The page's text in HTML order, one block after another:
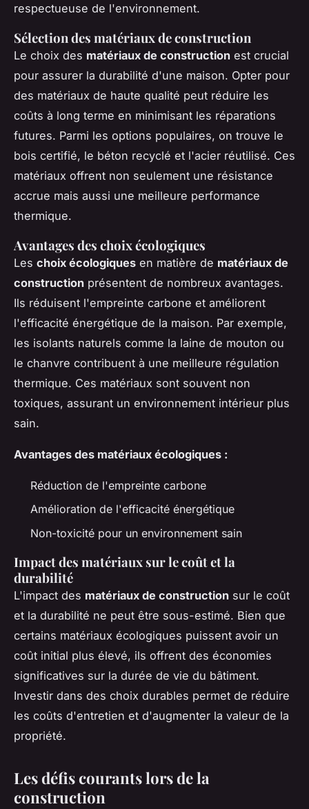
respectueuse de l'environnement.
Sélection des matériaux de construction
Le choix des matériaux de construction est crucial
pour assurer la durabilité d'une maison. Opter pour
des matériaux de haute qualité peut réduire les
coûts à long terme en minimisant les réparations
futures. Parmi les options populaires, on trouve le
bois certifié, le béton recyclé et l'acier réutilisé. Ces
matériaux offrent non seulement une résistance
accrue mais aussi une meilleure performance
thermique.
Avantages des choix écologiques
Les choix écologiques en matière de matériaux de
construction présentent de nombreux avantages.
Ils réduisent l'empreinte carbone et améliorent
l'efficacité énergétique de la maison. Par exemple,
les isolants naturels comme la laine de mouton ou
le chanvre contribuent à une meilleure régulation
thermique. Ces matériaux sont souvent non
toxiques, assurant un environnement intérieur plus
sain.
Avantages des matériaux écologiques :
Réduction de l'empreinte carbone
Amélioration de l'efficacité énergétique
Non-toxicité pour un environnement sain
Impact des matériaux sur le coût et la
durabilité
L'impact des matériaux de construction sur le coût
et la durabilité ne peut être sous-estimé. Bien que
certains matériaux écologiques puissent avoir un
coût initial plus élevé, ils offrent des économies
significatives sur la durée de vie du bâtiment.
Investir dans des choix durables permet de réduire
les coûts d'entretien et d'augmenter la valeur de la
propriété.
Les défis courants lors de la
construction